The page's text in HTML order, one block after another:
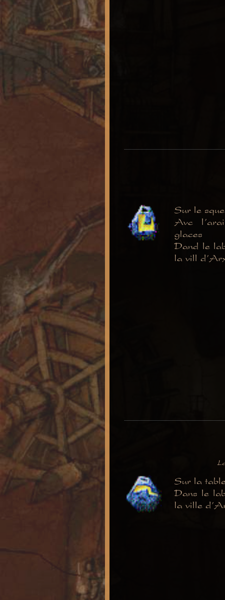
Sur le
Avc
glaces
Dand le
la vill
Sur la
Dans le
la ville